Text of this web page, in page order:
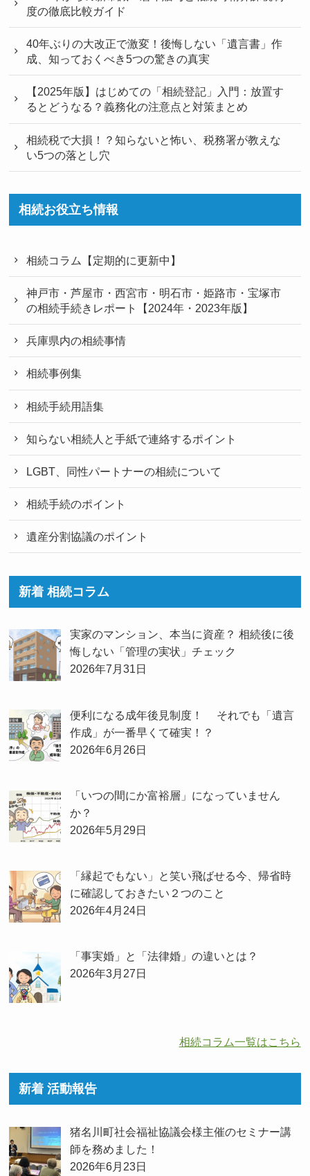
度の徹底比較ガイド
40年ぶりの大改正で激変！後悔しない「遺言書」作
成、知っておくべき5つの驚きの真実
【2025年版】はじめての「相続登記」入門：放置す
るとどうなる？義務化の注意点と対策まとめ
相続税で大損！？知らないと怖い、税務署が教えな
い5つの落とし穴
相続お役立ち情報
相続コラム【定期的に更新中】
神戸市・芦屋市・西宮市・明石市・姫路市・宝塚市
の相続手続きレポート【2024年・2023年版】
兵庫県内の相続事情
相続事例集
相続手続用語集
知らない相続人と手紙で連絡するポイント
LGBT、同性パートナーの相続について
相続手続のポイント
遺産分割協議のポイント
新着 相続コラム
実家のマンション、本当に資産？ 相続後に後
悔しない「管理の実状」チェック
2026年7月31日
便利になる成年後見制度！ それでも「遺言
作成」が一番早くて確実！？
2026年6月26日
「いつの間にか富裕層」になっていません
か？
2026年5月29日
「縁起でもない」と笑い飛ばせる今、帰省時
に確認しておきたい２つのこと
2026年4月24日
「事実婚」と「法律婚」の違いとは？
2026年3月27日
相続コラム一覧はこちら
新着 活動報告
猪名川町社会福祉協議会様主催のセミナー講
師を務めました！
2026年6月23日